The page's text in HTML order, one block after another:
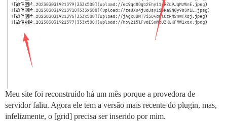
Meu site foi reconstruído há um mês porque a provedora de
servidor faliu. Agora ele tem a versão mais recente do plugin, mas,
infelizmente, o [grid] precisa ser inserido por mim.